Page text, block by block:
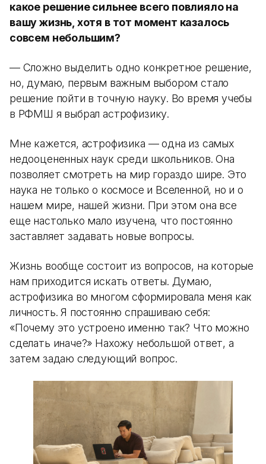
какое решение сильнее всего повлияло на
вашу жизнь, хотя в тот момент казалось
совсем небольшим?
— Сложно выделить одно конкретное решение,
но, думаю, первым важным выбором стало
решение пойти в точную науку. Во время учебы
в РФМШ я выбрал астрофизику.
Мне кажется, астрофизика — одна из самых
недооцененных наук среди школьников. Она
позволяет смотреть на мир гораздо шире. Это
наука не только о космосе и Вселенной, но и о
нашем мире, нашей жизни. При этом она все
еще настолько мало изучена, что постоянно
заставляет задавать новые вопросы.
Жизнь вообще состоит из вопросов, на которые
нам приходится искать ответы. Думаю,
астрофизика во многом сформировала меня как
личность. Я постоянно спрашиваю себя:
«Почему это устроено именно так? Что можно
сделать иначе?» Нахожу небольшой ответ, а
затем задаю следующий вопрос.